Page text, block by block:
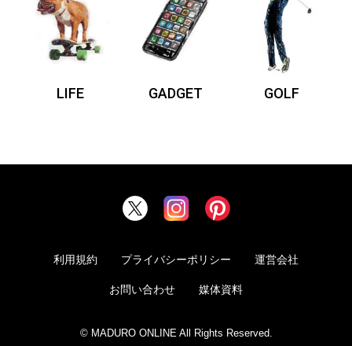
LIFE GADGET GOLF
利用規約 プライバシーポリシー 運営会社
お問い合わせ 媒体資料
© MADURO ONLINE All Rights Reserved.